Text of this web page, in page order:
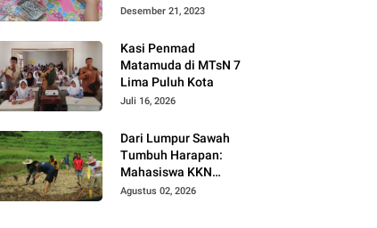
Anak Warga Binaannya
Desember 21, 2023
Kasi Penmad
Matamuda di MTsN 7
Lima Puluh Kota
Juli 16, 2026
Dari Lumpur Sawah
Tumbuh Harapan:
Mahasiswa KKN
Universitas Andalas
Agustus 02, 2026